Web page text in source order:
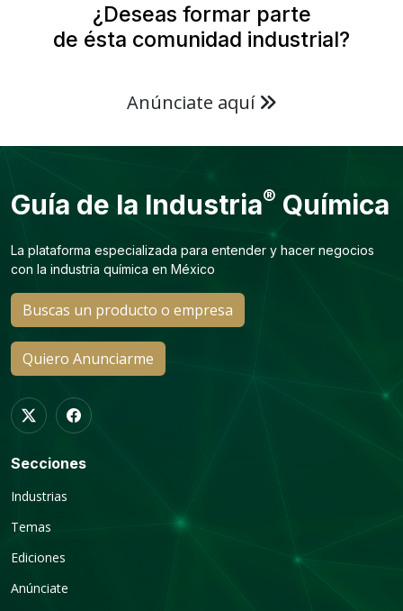
¿Deseas formar parte
de ésta comunidad industrial?
Anúnciate aquí
Guía de la Industria® Química
La plataforma especializada para entender y hacer negocios
con la industria química en México
Buscas un producto o empresa
Quiero Anunciarme
Secciones
Industrias
Temas
Ediciones
Anúnciate